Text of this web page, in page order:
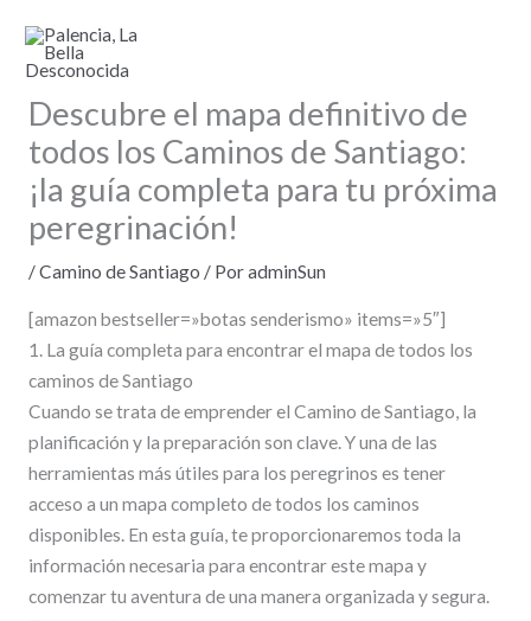
contenido
Descubre el mapa definitivo de
todos los Caminos de Santiago:
¡la guía completa para tu próxima
peregrinación!
/Camino de Santiago / PoradminSun
[amazon bestseller=»botas senderismo» items=»5″]
1. La guía completa para encontrar el mapa de todos los
caminos de Santiago
Cuando se trata de emprender el Camino de Santiago, la
planificación y la preparación son clave. Y una de las
herramientas más útiles para los peregrinos es tener
acceso a un mapa completo de todos los caminos
disponibles. En esta guía, te proporcionaremos toda la
información necesaria para encontrar este mapa y
comenzar tu aventura de una manera organizada y segura.